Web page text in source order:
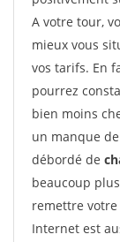
A votre tour,
mieux vous
vos tarifs. En
pourrez
bien moins
un manque
débordé de
beaucoup
remettre
Internet est